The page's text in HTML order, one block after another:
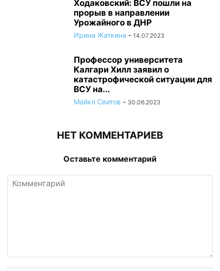
Ходаковский: ВСУ пошли на
прорыв в направлении
Урожайного в ДНР
Ирина Жаткина - 14.07.2023
Профессор университета
Калгари Хилл заявил о
катастрофической ситуации для
ВСУ на...
Майкл Свитов - 30.06.2023
НЕТ КОММЕНТАРИЕВ
Оставьте комментарий